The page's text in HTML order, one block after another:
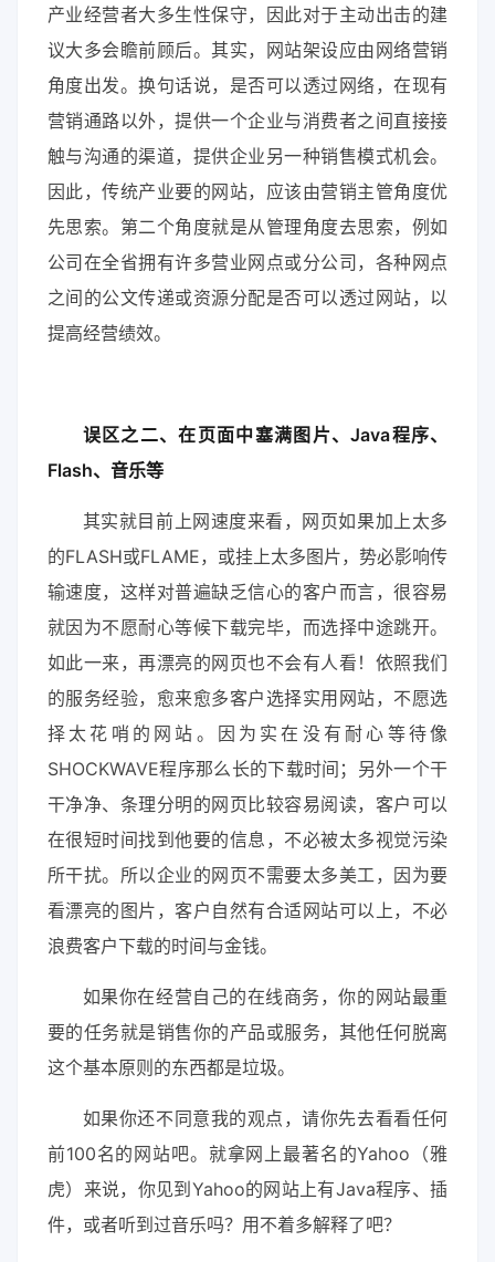
产业经营者大多生性保守，因此对于主动出击的建
议大多会瞻前顾后。其实，网站架设应由网络营销
角度出发。换句话说，是否可以透过网络，在现有
营销通路以外，提供一个企业与消费者之间直接接
触与沟通的渠道，提供企业另一种销售模式机会。
因此，传统产业要的网站，应该由营销主管角度优
先思索。第二个角度就是从管理角度去思索，例如
公司在全省拥有许多营业网点或分公司，各种网点
之间的公文传递或资源分配是否可以透过网站，以
提高经营绩效。
误区之二、在页面中塞满图片、Java程序、
Flash、音乐等
其实就目前上网速度来看，网页如果加上太多
的FLASH或FLAME，或挂上太多图片，势必影响传
输速度，这样对普遍缺乏信心的客户而言，很容易
就因为不愿耐心等候下载完毕，而选择中途跳开。
如此一来，再漂亮的网页也不会有人看！依照我们
的服务经验，愈来愈多客户选择实用网站，不愿选
择太花哨的网站。因为实在没有耐心等待像
SHOCKWAVE程序那么长的下载时间；另外一个干
干净净、条理分明的网页比较容易阅读，客户可以
在很短时间找到他要的信息，不必被太多视觉污染
所干扰。所以企业的网页不需要太多美工，因为要
看漂亮的图片，客户自然有合适网站可以上，不必
浪费客户下载的时间与金钱。
如果你在经营自己的在线商务，你的网站最重
要的任务就是销售你的产品或服务，其他任何脱离
这个基本原则的东西都是垃圾。
如果你还不同意我的观点，请你先去看看任何
前100名的网站吧。就拿网上最著名的Yahoo（雅
虎）来说，你见到Yahoo的网站上有Java程序、插
件，或者听到过音乐吗？用不着多解释了吧？